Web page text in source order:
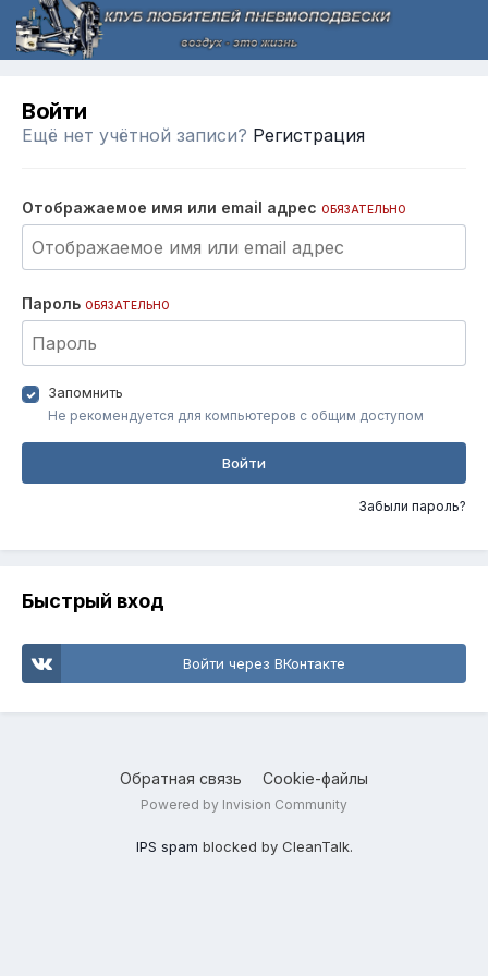
Войти
Ещё нет учётной записи? Регистрация
Отображаемое имя или email адрес ОБЯЗАТЕЛЬНО
Пароль ОБЯЗАТЕЛЬНО
Запомнить
Не рекомендуется для компьютеров с общим доступом
Войти
Забыли пароль?
Быстрый вход
Войти через ВКонтакте
Обратная связь Cookie-файлы
Powered by Invision Community
IPS spam blocked by CleanTalk.